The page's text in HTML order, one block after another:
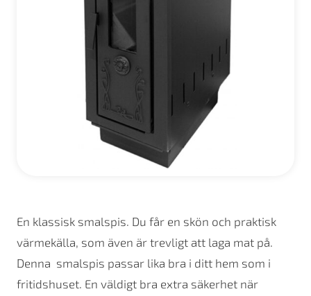
En klassisk smalspis. Du får en skön och praktisk
värmekälla, som även är trevligt att laga mat på.
Denna smalspis passar lika bra i ditt hem som i
fritidshuset. En väldigt bra extra säkerhet när